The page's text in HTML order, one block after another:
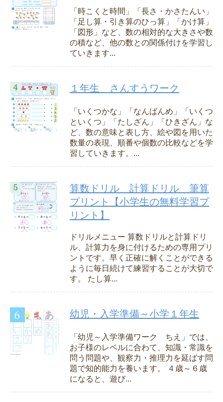
「時こくと時間」「長さ・かさたんい」
「足し算・引き算のひっ算」「かけ算」
「図形」など、数の相対的な大きさや数
の積など、他の数との関係付けを学習し
ていきます...
１年生 さんすうワーク
「いくつかな」「なんばんめ」「いくつ
といくつ」「たしざん」「ひきざん」な
ど、数の意味と表し方、絵や図を用いた
数量の表現、順番や個数の比較などを学
習していきます。...
算数ドリル 計算ドリル 筆算
プリント【小学生の無料学習プ
リント】
ドリルメニュー 算数ドリルと計算ドリ
ル、計算力を身に付けるための専用プリ
ントです。早く正確に解くことができる
ように毎日続けて練習することが大切で
す。 たし算...
幼児・入学準備～小学１年生
「幼児～入学準備ワーク ちえ」では、
お子様のレベルに合わて、知識・常識を
問う問題や、観察力・推理力を延ばす問
題で知的能力を養います。 ４歳～６歳
になると、遊び...